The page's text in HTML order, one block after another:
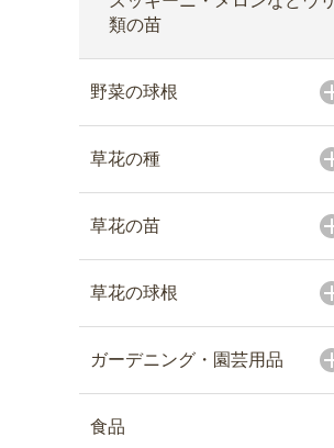
類の苗
野菜の球根
草花の種
草花の苗
草花の球根
ガーデニング・園芸用品
食品